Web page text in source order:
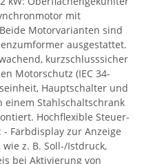
mit
Motorvarianten sind
ausgestattet.
kurzschlusssicher
Motorschutz (IEC 34-
Hauptschalter und
Stahlschaltschrank
Hochflexible Steuer-
Farbdisplay zur Anzeige
z. B. Soll-/Istdruck,
bei Aktivierung von